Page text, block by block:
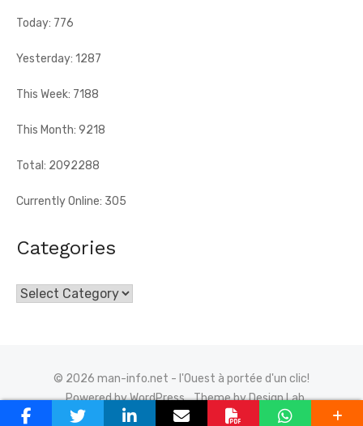
Today: 776
Yesterday: 1287
This Week: 7188
This Month: 9218
Total: 2092288
Currently Online: 305
Categories
Categories
© 2026 man-info.net - l'Ouest à portée d'un clic!
Powered by WordPress
Theme by Design Lab